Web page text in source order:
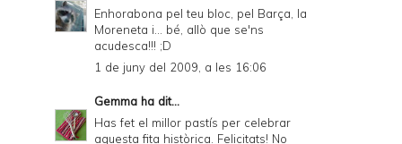
Enhorabona pel teu bloc, pel Barça, la
Moreneta i... bé, allò que se'ns
acudesca!!! ;D
1 de juny del 2009, a les 16:06
Gemma ha dit...
Has fet el millor pastís per celebrar
aquesta fita històrica. Felicitats! No